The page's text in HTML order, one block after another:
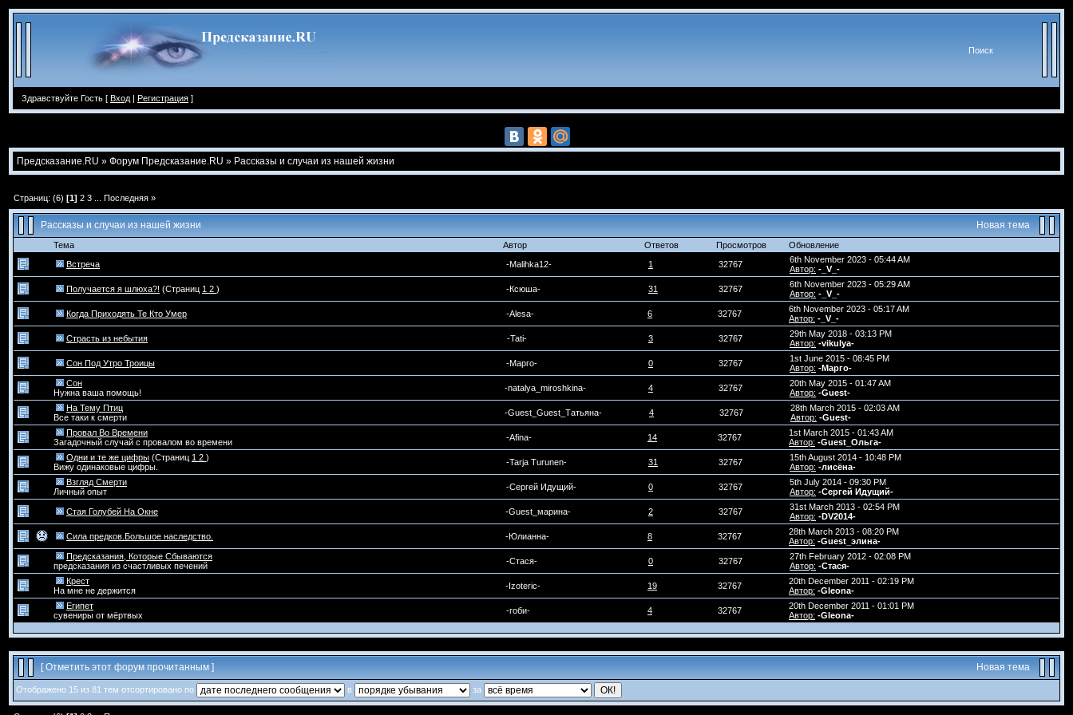
Поиск
Здравствуйте Гость [ Вход | Регистрация ]
Предсказание.RU » Форум Предсказание.RU » Рассказы и случаи из нашей жизни
Страниц: (6) [1] 2 3 Последняя »
Рассказы и случаи из нашей жизни Новая тема
Тема Автор Ответов Просмотров
Обновление
Встреча
-Malihka12- 1 32767
6th November 2023 - 05:44 AM
Автор: -_V_-
Получается я шлюха?! (Страниц 1 2 ) -Ксюша- 31 32767
6th November 2023 - 05:29 AM
Автор: -_V_-
Когда Приходять Те Кто Умер -Alesa- 6 32767
6th November 2023 - 05:17 AM
Автор: -_V_-
Страсть из небытия -Tati- 3 32767
29th May 2018 - 03:13 PM
Автор: -vikulya-
Сон Под Утро Троицы -Марго- 0 32767
1st June 2015 - 08:45 PM
Автор: -Марго-
Сон
Нужна ваша помощь!
-natalya_miroshkina- 4 32767
20th May 2015 - 01:47 AM
Автор: -Guest-
На Тему Птиц
Все таки к смерти
-Guest_Guest_Татьяна- 4 32767
28th March 2015 - 02:03 AM
Автор: -Guest-
Провал Во Времени
Загадочный случай с провалом во времени
-Afina- 14 32767
1st March 2015 - 01:43 AM
Автор: -Guest_Ольга-
Одни и те же цифры (Страниц 1 2 )
Вижу одинаковые цифры.
-Tarja Turunen- 31 32767
15th August 2014 - 10:48 PM
Автор: -лисёна-
Взгляд Смерти
Личный опыт
-Сергей Идущий- 0 32767
5th July 2014 - 09:30 PM
Автор: -Сергей Идущий-
Стая Голубей На Окне -Guest_марина- 2 32767
31st March 2013 - 02:54 PM
Автор: -DV2014-
Сила предков.Большое наследство. -Юлианна- 8 32767
28th March 2013 - 08:20 PM
Автор: -Guest_элина-
Предсказания, Которые Сбываются
предсказания из счастливых печений
-Стася- 0 32767
27th February 2012 - 02:08 PM
Автор: -Стася-
Крест
На мне не держится
-Izoteric- 19 32767
20th December 2011 - 02:19 PM
Автор: -Gleona-
Египет
сувениры от мёртвых
-гоби- 4 32767
20th December 2011 - 01:01 PM
Автор: -Gleona-
[Отметить этот форум прочитанным ] Новая тема
Отображено 15 из 81 тем отсортировано по в за